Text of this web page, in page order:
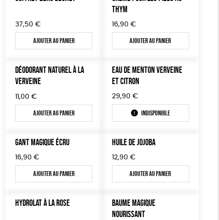
ESAT GOTS Fabriqué en Europe
37,50 €
Ajouter au panier
THYM
16,90 €
Ajouter au panier
DÉODORANT NATUREL À LA
VERVEINE
11,00 €
Ajouter au panier
EAU DE MENTON VERVEINE
ET CITRON
29,90 €
Indisponible
GANT MAGIQUE ÉCRU
16,90 €
Ajouter au panier
HUILE DE JOJOBA
12,90 €
Ajouter au panier
HYDROLAT À LA ROSE
BAUME MAGIQUE
NOURISSANT